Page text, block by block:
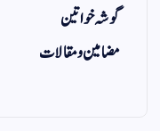
گوشہ خواتین
مضامین و مقالات